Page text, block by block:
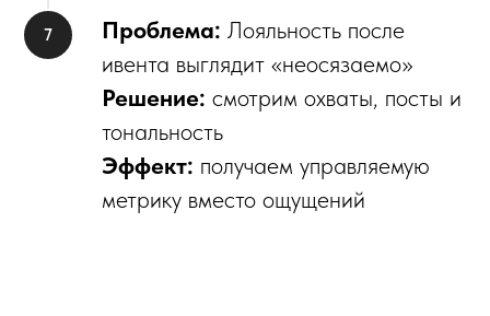
Проблема: Лояльность после
ивента выглядит «неосязаемо»
Решение: смотрим охваты, посты и
тональность
Эффект: получаем управляемую
метрику вместо ощущений